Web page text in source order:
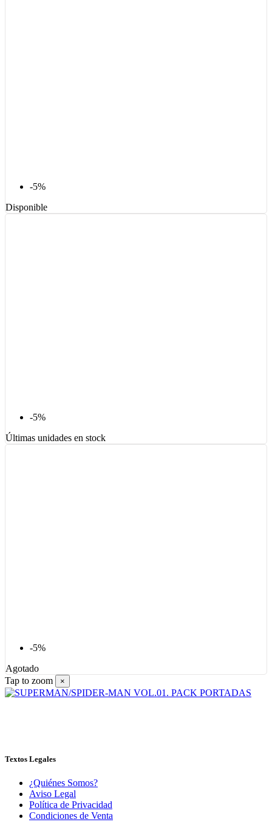
-5%
Disponible
-5%
Últimas unidades en stock
-5%
Agotado
Tap to zoom
×
Textos Legales
¿Quiénes Somos?
Aviso Legal
Política de Privacidad
Condiciones de Venta